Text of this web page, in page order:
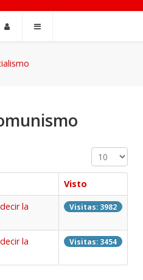
Cantidad a
Visto
la
Visitas: 3982
la
Visitas: 3454